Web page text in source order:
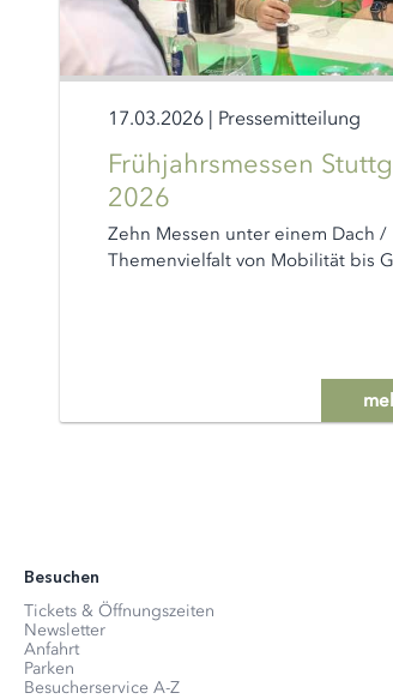
17.03.2026 | Pressemitteilung
Frühjahrsmessen
2026
Zehn Messen unter einem Dach /
Themenvielfalt von Mobilität bis
Besuchen
Tickets & Öffnungszeiten
Newsletter
Anfahrt
Parken
Besucherservice A-Z